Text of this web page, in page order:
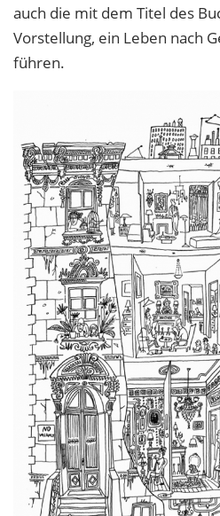
auch die mit dem Titel des
Vorstellung, ein Leben nach
führen.